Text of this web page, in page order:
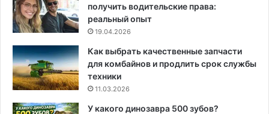
получить водительские права:
реальный опыт
19.04.2026
Как выбрать качественные запчасти
для комбайнов и продлить срок службы
техники
11.03.2026
У какого динозавра 500 зубов?